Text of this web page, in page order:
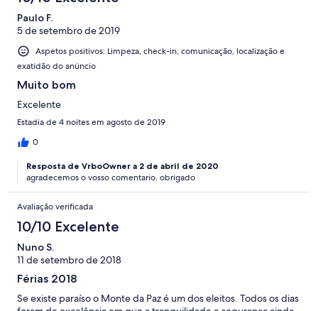
Paulo F.
5 de setembro de 2019
Aspetos positivos: Limpeza, check-in, comunicação, localização e
exatidão do anúncio
Muito bom
Excelente
Estadia de 4 noites em agosto de 2019
0
Resposta de VrboOwner a 2 de abril de 2020
agradecemos o vosso comentario. obrigado
Avaliação verificada
10/10 Excelente
Nuno S.
11 de setembro de 2018
Férias 2018
Se existe paraíso o Monte da Paz é um dos eleitos. Todos os dias